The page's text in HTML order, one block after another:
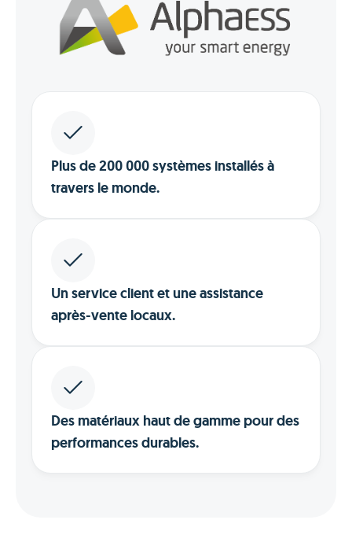
Plus de 200 000 systèmes installés à
travers le monde.
Un service client et une assistance
après-vente locaux.
Des matériaux haut de gamme pour des
performances durables.